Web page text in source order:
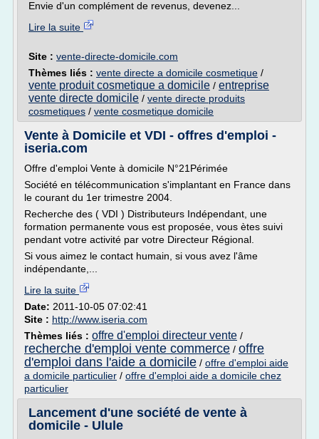
Envie d'un complément de revenus, devenez...
Lire la suite
Site : vente-directe-domicile.com
Thèmes liés : vente directe a domicile cosmetique /
vente produit cosmetique a domicile / entreprise
vente directe domicile / vente directe produits
cosmetiques / vente cosmetique domicile
Vente à Domicile et VDI - offres d'emploi -
iseria.com
Offre d'emploi Vente à domicile N°21Périmée
Société en télécommunication s'implantant en France dans
le courant du 1er trimestre 2004.
Recherche des ( VDI ) Distributeurs Indépendant, une
formation permanente vous est proposée, vous ètes suivi
pendant votre activité par votre Directeur Régional.
Si vous aimez le contact humain, si vous avez l'âme
indépendante,...
Lire la suite
Date: 2011-10-05 07:02:41
Site : http://www.iseria.com
Thèmes liés : offre d'emploi directeur vente /
recherche d'emploi vente commerce / offre
d'emploi dans l'aide a domicile / offre d'emploi aide
a domicile particulier / offre d'emploi aide a domicile chez
particulier
Lancement d'une société de vente à
domicile - Ulule